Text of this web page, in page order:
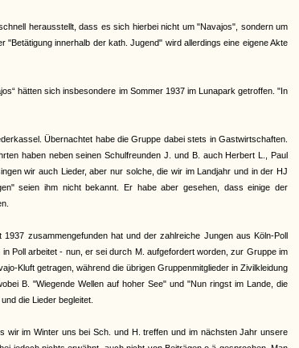
herausstellt, dass es sich hierbei nicht um "Navajos", sondern um
innerhalb der kath. Jugend" wird allerdings eine eigene Akte
hätten sich insbesondere im Sommer 1937 im Lunapark getroffen. "In
Übernachtet habe die Gruppe dabei stets in Gastwirtschaften.
haben neben seinen Schulfreunden J. und B. auch Herbert L., Paul
wir auch Lieder, aber nur solche, die wir im Landjahr und in der HJ
seien ihm nicht bekannt. Er habe aber gesehen, dass einige der
zusammengefunden hat und der zahlreiche Jungen aus Köln-Poll
Poll arbeitet - nun, er sei durch M. aufgefordert worden, zur Gruppe im
Kluft getragen, während die übrigen Gruppenmitglieder in Zivilkleidung
B. "Wiegende Wellen auf hoher See" und "Nun ringst im Lande, die
die Lieder begleitet.
im Winter uns bei Sch. und H. treffen und im nächsten Jahr unsere